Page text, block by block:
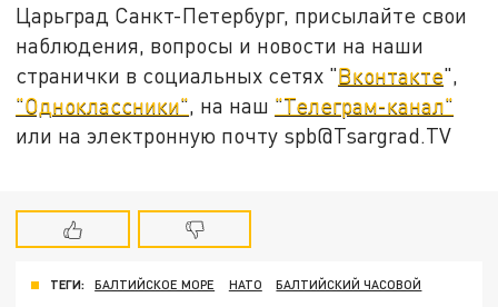
Царьград Санкт-Петербург, присылайте свои
наблюдения, вопросы и новости на наши
странички в социальных сетях "Вконтакте",
"Одноклассники", на наш "Телеграм-канал"
или на электронную почту spb@Tsargrad.TV
ТЕГИ: БАЛТИЙСКОЕ МОРЕ НАТО БАЛТИЙСКИЙ ЧАСОВОЙ